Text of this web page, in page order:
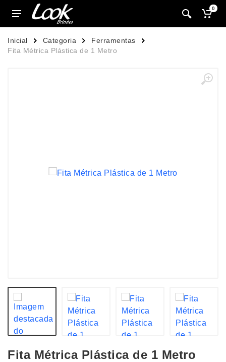
0
Inicial Categoria
Ferramentas
Fita Métrica Plástica de 1 Metro
Fita Métrica Plástica de 1 Metro